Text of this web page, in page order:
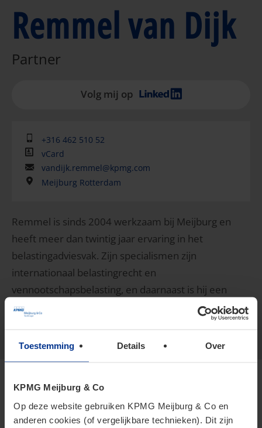
Toestemming Details Over
KPMG Meijburg & Co
Op deze website gebruiken KPMG Meijburg & Co en
anderen cookies (of vergelijkbare technieken). Dit zijn
Remmel van Dijk
Partner
Volg mij op
+316 462 510 52
vCard
vandijk.remmel@kpmg.com
Meijburg Rotterdam
Remmel is sinds 2004 werkzaam bij Meijburg en
heeft meer dan twintig jaar ervaring in het
belastingadviesvak. Zijn specialismen zijn
internationaal belastingrecht en
vennootschapsbelasting, en daarnaast is hij een
sleutelfiguur binnen de German De...
Specialismen